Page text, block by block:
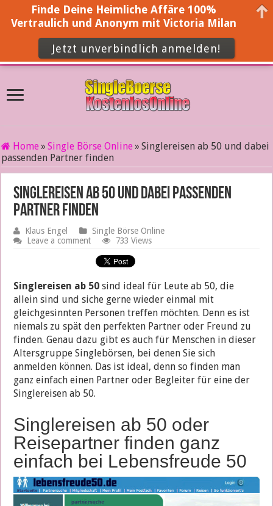
Home » Single Börse Online » Singlereisen ab 50 und dabei
passenden Partner finden
Singlereisen ab 50 und dabei passenden
Partner finden
Klaus Engel
Single Börse Online
Leave a comment
733 Views
Singlereisen ab 50 sind ideal für Leute ab 50, die
allein sind und siche gerne wieder einmal mit
gleichgesinnten Personen treffen möchten. Denn es ist
niemals zu spät den perfekten Partner oder Freund zu
finden. Genau dazu gibt es auch für Menschen in dieser
Altersgruppe Singlebörsen, bei denen Sie sich
anmelden können. Das ist ideal, denn so finden man
ganz einfach einen Partner oder Begleiter für eine der
Singlereisen ab 50.
Singlereisen ab 50 oder
Reisepartner finden ganz
einfach bei Lebensfreude 50
Finde Deine Heimliche Affäre 100%
Vertraulich und Anonym mit Victoria Milan
Jetzt unverbindlich anmelden!